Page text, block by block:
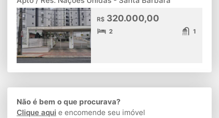
R$ 320.000,00
2 1
Não é bem o que procurava?
Clique aqui e encomende seu imóvel